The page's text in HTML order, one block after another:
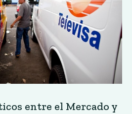
entre el Mercado y